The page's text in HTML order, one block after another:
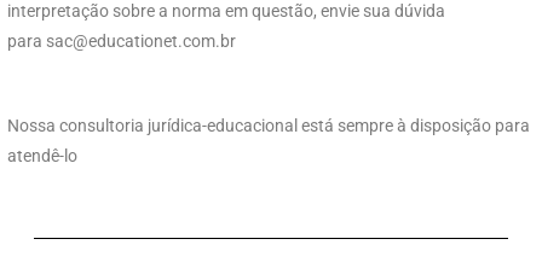
interpretação sobre a norma em questão, envie sua dúvida
para sac@educationet.com.br
Nossa consultoria jurídica-educacional está sempre à disposição para
atendê-lo